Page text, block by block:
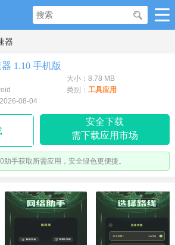
器
1.10 手机版
大小：8.78 MB
类别： 工具应用
08-04
安全下载
需下载应用市场
手获取所需应用，安全绿色更便捷。